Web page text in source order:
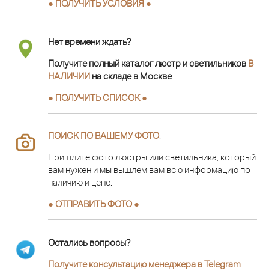
● ПОЛУЧИТЬ УСЛОВИЯ ●
Нет времени ждать?
Получите полный каталог люстр и светильников В
НАЛИЧИИ на складе в Москве
● ПОЛУЧИТЬ СПИСОК ●
ПОИСК ПО ВАШЕМУ ФОТО
Пришлите фото люстры или светильника, который
вам нужен и мы вышлем вам всю информацию по
наличию и цене.
● ОТПРАВИТЬ ФОТО ●
Остались вопросы?
Получите консультацию менеджера в Telegram